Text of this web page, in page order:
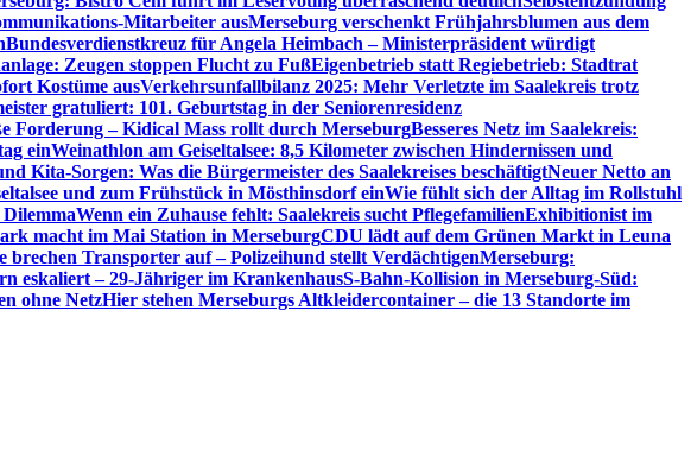
Mitarbeiter ausMerseburg verschenkt Frühjahrsblumen aus dem
Bundesverdienstkreuz für Angela Heimbach – Ministerpräsident würdigt
Zeugen stoppen Flucht zu FußEigenbetrieb statt Regiebetrieb: Stadtrat
Kostüme ausVerkehrsunfallbilanz 2025: Mehr Verletzte im Saalekreis trotz
gratuliert: 101. Geburtstag in der Seniorenresidenz
Forderung – Kidical Mass rollt durch MerseburgBesseres Netz im Saalekreis:
einWeinathlon am Geiseltalsee: 8,5 Kilometer zwischen Hindernissen und
Kita-Sorgen: Was die Bürgermeister des Saalekreises beschäftigtNeuer Netto an
und zum Frühstück in Mösthinsdorf einWie fühlt sich der Alltag im Rollstuhl
Wenn ein Zuhause fehlt: Saalekreis sucht PflegefamilienExhibitionist im
macht im Mai Station in MerseburgCDU lädt auf dem Grünen Markt in Leuna
brechen Transporter auf – Polizeihund stellt VerdächtigenMerseburg:
eskaliert – 29-Jähriger im KrankenhausS-Bahn-Kollision in Merseburg-Süd:
ohne NetzHier stehen Merseburgs Altkleidercontainer – die 13 Standorte im